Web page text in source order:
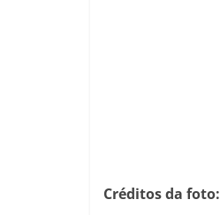
Créditos da foto: